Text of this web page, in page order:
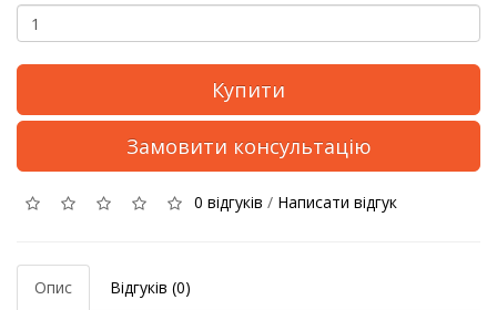
Купити
Замовити консультацію
0 відгуків / Написати відгук
Опис
Відгуків (0)